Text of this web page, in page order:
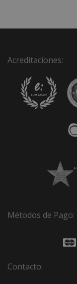
Acreditaciones:
Métodos de Pago:
Contacto: